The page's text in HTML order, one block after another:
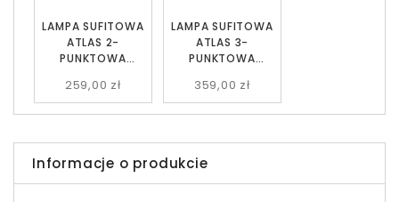
LAMPA SUFITOWA
ATLAS 2-
PUNKTOWA
259,00 zł
LAMPA SUFITOWA
ATLAS 3-
PUNKTOWA
359,00 zł
Informacje o produkcie